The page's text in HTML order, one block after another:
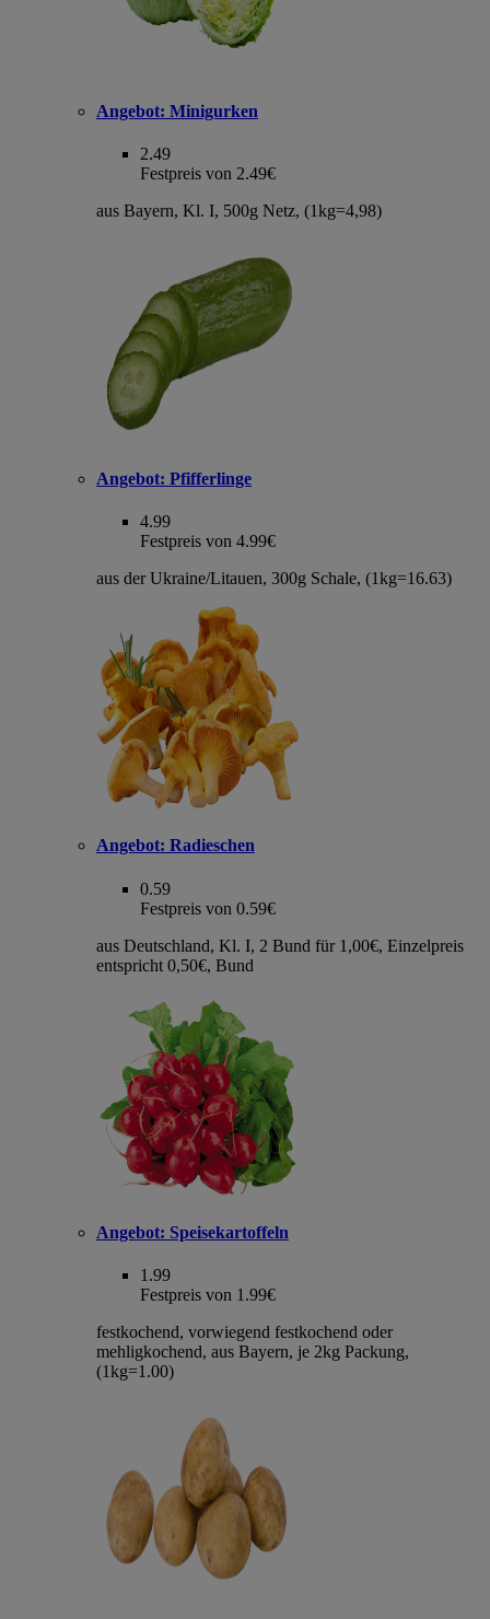
Angebot: Minigurken
2.49
Festpreis von 2.49€
aus Bayern, Kl. I, 500g Netz, (1kg=4,98)
Angebot: Pfifferlinge
4.99
Festpreis von 4.99€
aus der Ukraine/Litauen, 300g Schale, (1kg=16.63)
Angebot: Radieschen
0.59
Festpreis von 0.59€
aus Deutschland, Kl. I, 2 Bund für 1,00€, Einzelpreis
entspricht 0,50€, Bund
Angebot: Speisekartoffeln
1.99
Festpreis von 1.99€
festkochend, vorwiegend festkochend oder
mehligkochend, aus Bayern, je 2kg Packung,
(1kg=1.00)